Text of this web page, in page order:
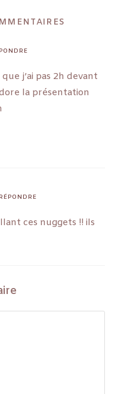
j’ai pas 2h devant
la présentation
ces nuggets !! ils